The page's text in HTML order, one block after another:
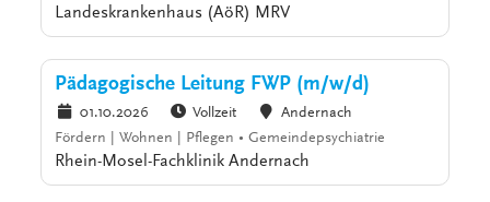
Landeskrankenhaus (AöR) MRV
Pädagogische Leitung FWP (m/w/d)
01.10.2026 Vollzeit
Andernach
Fördern | Wohnen | Pflegen • Gemeindepsychiatrie
Rhein-Mosel-Fachklinik Andernach